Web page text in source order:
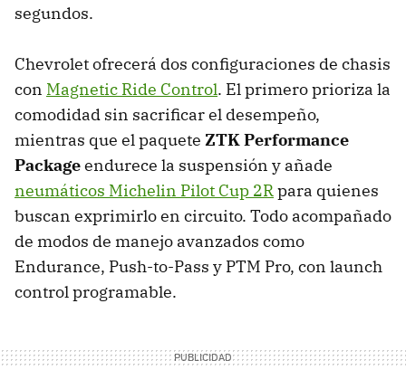
segundos.
Chevrolet ofrecerá dos configuraciones de chasis
con Magnetic Ride Control. El primero prioriza la
comodidad sin sacrificar el desempeño,
mientras que el paquete ZTK Performance
Packageendurece la suspensión y añade
neumáticos Michelin Pilot Cup 2Rpara quienes
buscan exprimirlo en circuito. Todo acompañado
de modos de manejo avanzados como
Endurance, Push-to-Pass y PTM Pro, con launch
control programable.